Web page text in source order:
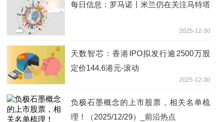
每日信息：罗马诺丨米兰仍在关注马特塔
2025-12-30
天数智芯：香港IPO拟发行逾2500万股
定价144.6港元-滚动
2025-12-30
负极石墨概念的上市股票，相关名单梳
理！（2025/12/29）_前沿热点